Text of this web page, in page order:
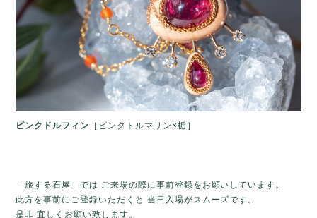
ピンクドルフィン ［ピンクトルマリン×栃］
「旅する石屋」では ご来場の際に事前登録をお願いしています。
此方を事前にご登録いただくと 当日入場がスムーズです。
是非 宜しくお願い致します。